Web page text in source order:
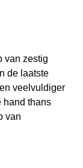
van zestig
de laatste
veelvuldiger
hand thans
van